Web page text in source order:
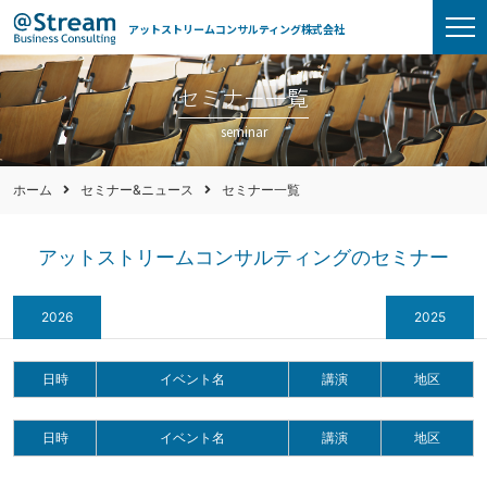
アットストリームコンサルティング株式会社
セミナー一覧
seminar
ホーム セミナー&ニュース セミナー一覧
アットストリームコンサルティングのセミナー
2026 2025
日時 イベント名 講演 地区
日時 イベント名 講演 地区